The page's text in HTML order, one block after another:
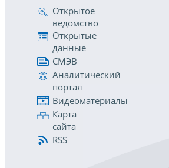
Открытое
ведомство
Открытые
данные
СМЭВ
Аналитический
портал
Видеоматериалы
Карта
сайта
RSS